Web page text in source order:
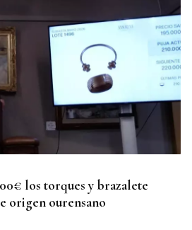
los torques y brazalete
origen ourensano